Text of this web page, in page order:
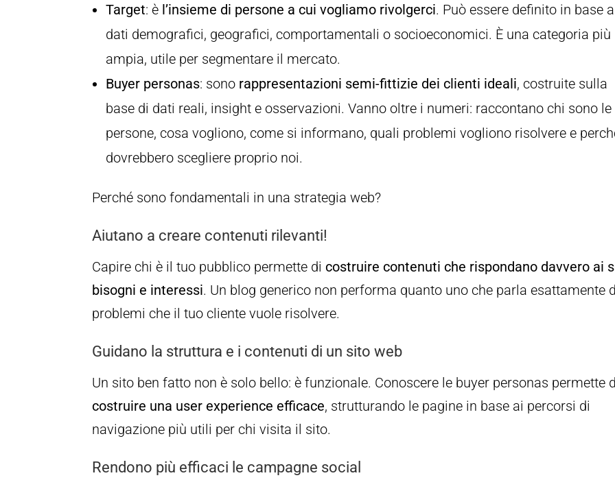
Target: è l’insieme di persone a cui vogliamo rivolgerci. Può essere definito in base a
dati demografici, geografici, comportamentali o socioeconomici. È una categoria più
ampia, utile per segmentare il mercato.
Buyer personas: sono rappresentazioni semi-fittizie dei clienti ideali, costruite sulla
base di dati reali, insight e osservazioni. Vanno oltre i numeri: raccontano chi sono le
persone, cosa vogliono, come si informano, quali problemi vogliono risolvere e
dovrebbero scegliere proprio noi.
Perché sono fondamentali in una strategia web?
Aiutano a creare contenuti rilevanti!
Capire chi è il tuo pubblico permette di costruire contenuti che rispondano davvero ai
bisogni e interessi. Un blog generico non performa quanto uno che parla esattamente
problemi che il tuo cliente vuole risolvere.
Guidano la struttura e i contenuti di un sito web
Un sito ben fatto non è solo bello: è funzionale. Conoscere le buyer personas permette
costruire una user experience efficace, strutturando le pagine in base ai percorsi di
navigazione più utili per chi visita il sito.
Rendono più efficaci le campagne social